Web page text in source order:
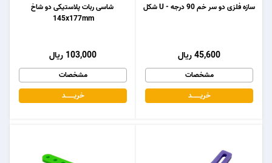
شاسی ربات پلاستیکی دو شاخ
145x177mm
103,000 ریال
مشخصات
خریـــــــد
سازه فلزی دو سر خم 90 درجه - U شکل
45,600 ریال
مشخصات
خریـــــــد